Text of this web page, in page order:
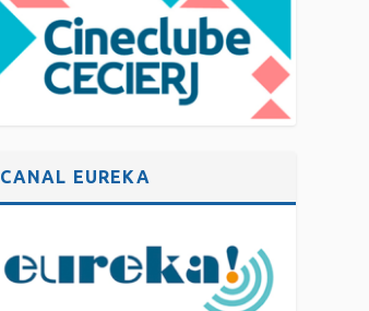
CANAL EUREKA